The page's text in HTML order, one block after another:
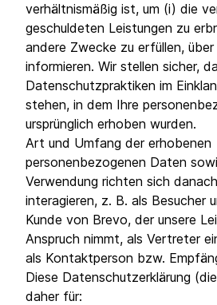
verhältnismäßig ist, um (i) die
geschuldeten Leistungen zu
andere Zwecke zu erfüllen, über
informieren. Wir stellen sicher,
Datenschutzpraktiken im
stehen, in dem Ihre
ursprünglich erhoben wurden.
Art und Umfang der erhobenen
personenbezogenen Daten
Verwendung richten sich
interagieren, z. B. als Besucher
Kunde von Brevo, der unsere
Anspruch nimmt, als Vertreter
als Kontaktperson bzw.
Diese Datenschutzerklärung (die
daher für: